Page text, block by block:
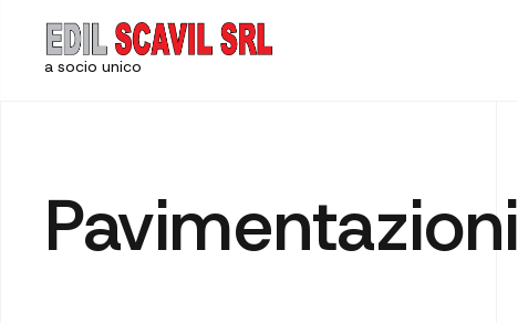
a socio unico
Pavimentazioni